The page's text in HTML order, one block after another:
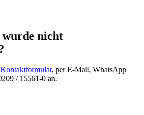
wurde nicht
Kontaktformular, per E-Mail, WhatsApp
/ 15561-0 an.